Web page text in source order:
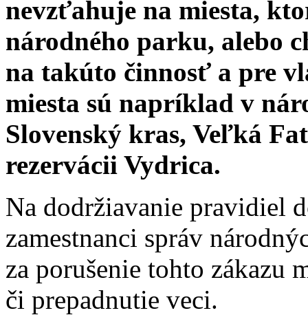
nevzťahuje na miesta,
národného parku, alebo
na takúto činnosť a pre
miesta sú napríklad v
Slovenský kras, Veľká
rezervácii Vydrica.
Na dodržiavanie pravidiel
zamestnanci správ
za porušenie tohto zákazu
či prepadnutie veci.